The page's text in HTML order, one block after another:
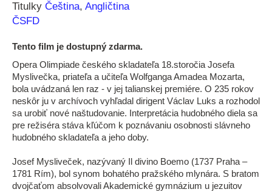
Titulky Čeština, Angličtina
ČSFD
Tento film je dostupný zdarma.
Opera Olimpiade českého skladateľa 18.storočia Josefa
Myslivečka, priateľa a učiteľa Wolfganga Amadea Mozarta,
bola uvádzaná len raz - v jej talianskej premiére. O 235 rokov
neskôr ju v archívoch vyhľadal dirigent Václav Luks a rozhodol
sa urobiť nové naštudovanie. Interpretácia hudobného diela sa
pre režiséra stáva kľúčom k poznávaniu osobnosti slávneho
hudobného skladateľa a jeho doby.
Josef Mysliveček, nazývaný Il divino Boemo (1737 Praha –
1781 Rím), bol synom bohatého pražského mlynára. S bratom
dvojčaťom absolvovali Akademické gymnázium u jezuitov